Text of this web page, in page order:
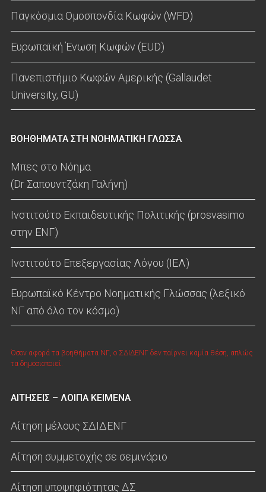
Παγκόσμια Ομοσπονδία Κωφών (WFD)
Ευρωπαϊκή Ένωση Κωφών (EUD)
Πανεπιστήμιο Κωφών Αμερικής (Gallaudet
University, GU)
ΒΟΗΘΗΜΑΤΑ ΣΤΗ ΝΟΗΜΑΤΙΚΗ ΓΛΩΣΣΑ
Μπες στο Νόημα
(Dr Σαπουντζάκη Γαλήνη)
Ινστιτούτο Εκπαιδευτικής Πολιτικής (prosvasimo
στην ΕΝΓ)
Ινστιτούτο Επεξεργασίας Λόγου (ΙΕΛ)
Ευρωπαϊκό Κέντρο Νοηματικής Γλώσσας (λεξικό
ΝΓ από όλο τον κόσμο)
Όσον αφορά τα βοηθήματα ΝΓ, ο ΣΔΙΔΕΝΓ δεν παίρνει καμία θέση, απλώς
τα δημοσιοποιεί.
ΑΙΤΗΣΕΙΣ – ΛΟΙΠΑ ΚΕΙΜΕΝΑ
Αίτηση μέλους ΣΔΙΔΕΝΓ
Αίτηση συμμετοχής σε σεμινάριο
Αίτηση υποψηφιότητας ΔΣ